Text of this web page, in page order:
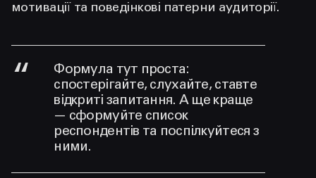
мотивації та поведінкові патерни аудиторії.
Формула тут проста:
спостерігайте, слухайте, ставте
відкриті запитання. А ще краще
— сформуйте список
респондентів та поспілкуйтеся з
ними.